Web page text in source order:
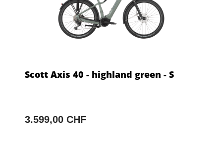
Scott Axis 40 - highland green - S
3.599,00 CHF